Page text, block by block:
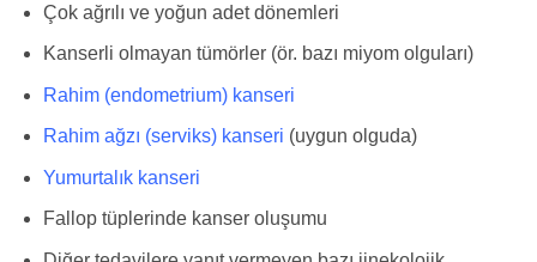
Çok ağrılı ve yoğun adet dönemleri
Kanserli olmayan tümörler (ör. bazı miyom olguları)
Rahim (endometrium) kanseri
Rahim ağzı (serviks) kanseri (uygun olguda)
Yumurtalık kanseri
Fallop tüplerinde kanser oluşumu